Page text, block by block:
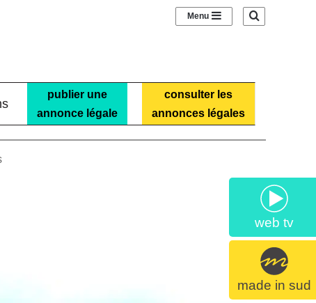
web tv
made in sud
Sidebar (barre
publier une
annonce légale
consulter les
annonces légales